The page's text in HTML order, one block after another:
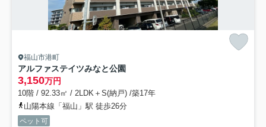
福山市港町
アルファステイツみなと公園
3,150万円
10階 / 92.33㎡ / 2LDK＋S(納戸) /築17年
山陽本線「福山」駅 徒歩26分
ペット可